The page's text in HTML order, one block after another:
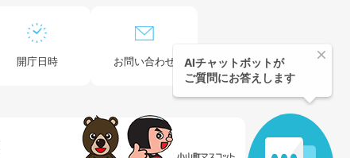
開庁日時 お問い合わせ